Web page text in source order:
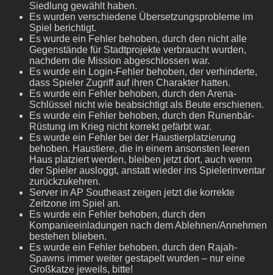
Siedlung gewählt haben.
Es wurden verschiedene Übersetzungsprobleme im
Spiel berichtigt.
Es wurde ein Fehler behoben, durch den nicht alle
Gegenstände für Stadtprojekte verbraucht wurden,
nachdem die Mission abgeschlossen war.
Es wurde ein Login-Fehler behoben, der verhinderte,
dass Spieler Zugriff auf ihren Charakter hatten.
Es wurde ein Fehler behoben, durch den Arena-
Schlüssel nicht wie beabsichtigt als Beute erschienen.
Es wurde ein Fehler behoben, durch den Runenbär-
Rüstung im Krieg nicht korrekt gefärbt war.
Es wurde ein Fehler bei der Haustierplatzierung
behoben. Haustiere, die in einem ansonsten leeren
Haus platziert werden, bleiben jetzt dort, auch wenn
der Spieler ausloggt, anstatt wieder ins Spielerinventar
zurückzukehren.
Server in AP Southeast zeigen jetzt die korrekte
Zeitzone im Spiel an.
Es wurde ein Fehler behoben, durch den
Kompanieeinladungen nach dem Ablehnen/Annehmen
bestehen blieben.
Es wurde ein Fehler behoben, durch den Rajah-
Spawns immer weiter gestapelt wurden – nur eine
Großkatze jeweils, bitte!